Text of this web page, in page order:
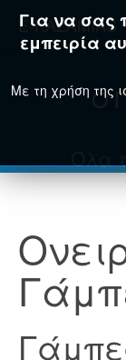
E-KAZAMIAS
Για να σας
εμπειρία
Με τη χρήση της
Ο
Όλα